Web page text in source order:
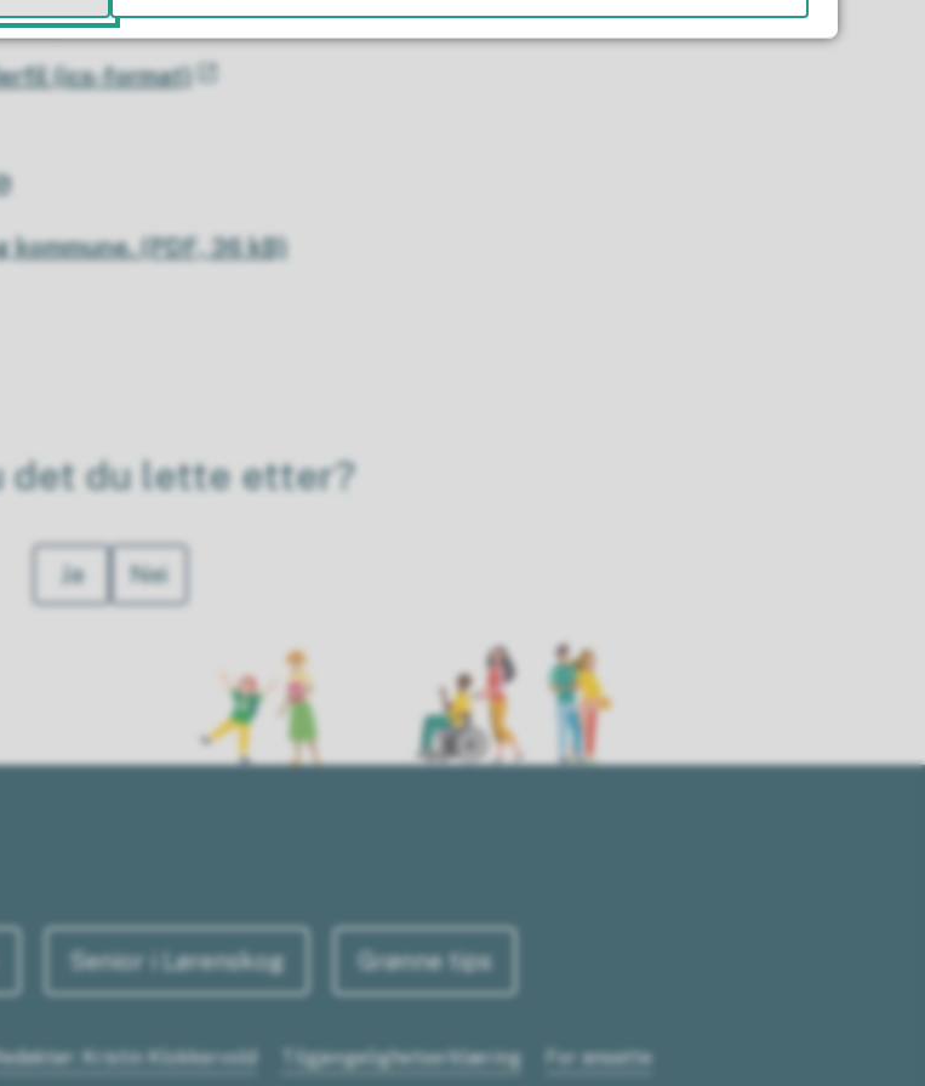
(ics-format)
kommune.(PDF, 36 kB)
det du lette etter?
Ja Nei
Senior i Lørenskog Grønne tips
Kristin Klokkervold Tilgjengelighetserklæring For ansatte